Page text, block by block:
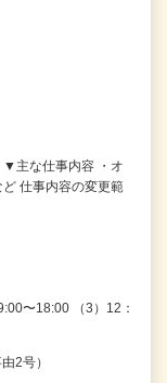
▼主な仕事内容 ・オ
仕事内容の変更範
〜18:00 （3）12：
2号）